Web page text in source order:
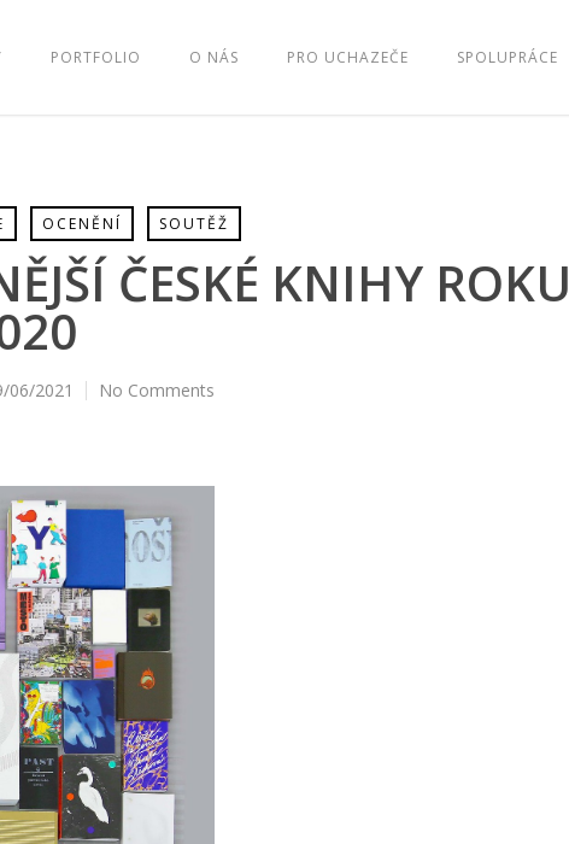
PORTFOLIO O NÁS PRO UCHAZEČE SPOLUPRÁCE
OCENĚNÍ SOUTĚŽ
ČESKÉ KNIHY ROKU
06/2021 No Comments